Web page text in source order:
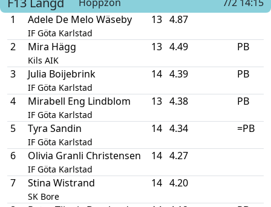
Hoppzon
7/2 14:15
1
Adele De Melo Wäseby
IF Göta Karlstad
13 4.87
2 Mira Hägg
Kils AIK
13 4.49 PB
3 Julia Boijebrink
IF Göta Karlstad
14 4.39 PB
4 Mirabell Eng Lindblom
IF Göta Karlstad
13 4.38 PB
5 Tyra Sandin
IF Göta Karlstad
14 4.34 =PB
6 Olivia Granli Christensen
IF Göta Karlstad
14 4.27
7 Stina Wistrand
SK Bore
14 4.20